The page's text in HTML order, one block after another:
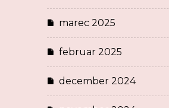
marec 2025
februar 2025
december 2024